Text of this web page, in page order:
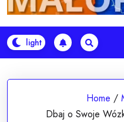
Home /
Dbaj o Swoje